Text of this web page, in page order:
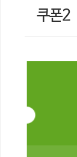
쿠폰2